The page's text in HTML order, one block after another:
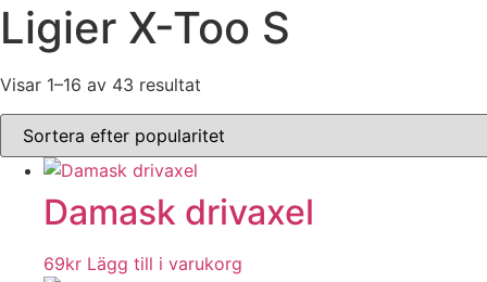
Ligier X-Too S
Visar 1–16 av 43 resultat
by
popularity
Damask drivaxel
69kr Lägg till i varukorg